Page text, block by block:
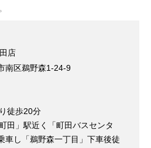
店
南区鵜野森1-24-9
徒歩20分
田」駅近く「町田バスセンタ
車し「鵜野森一丁目」下車後徒